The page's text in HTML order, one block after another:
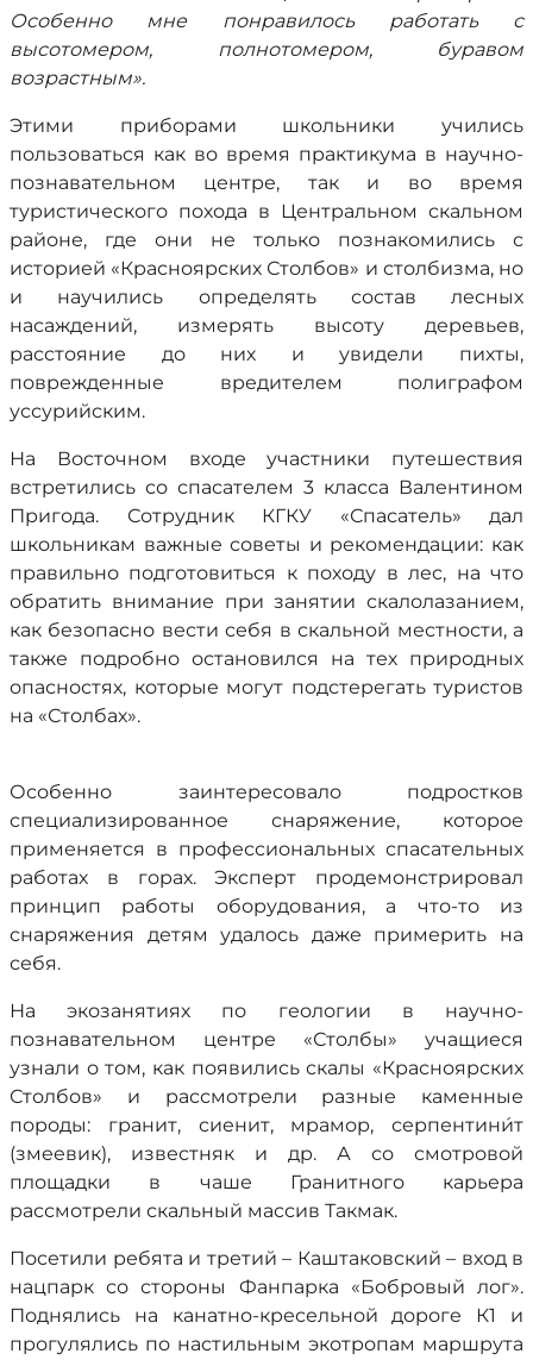
Особенно мне понравилось работать с
высотомером, полнотомером, буравом
возрастным».
Этими приборами школьники учились
пользоваться как во время практикума в научно-
познавательном центре, так и во время
туристического похода в Центральном скальном
районе, где они не только познакомились с
историей «Красноярских Столбов» и столбизма, но
и научились определять состав лесных
насаждений, измерять высоту деревьев,
расстояние до них и увидели пихты,
поврежденные вредителем полиграфом
уссурийским.
На Восточном входе участники путешествия
встретились со спасателем 3 класса Валентином
Пригода. Сотрудник КГКУ «Спасатель» дал
школьникам важные советы и рекомендации: как
правильно подготовиться к походу в лес, на что
обратить внимание при занятии скалолазанием,
как безопасно вести себя в скальной местности, а
также подробно остановился на тех природных
опасностях, которые могут подстерегать туристов
на «Столбах».
Особенно заинтересовало подростков
специализированное снаряжение, которое
применяется в профессиональных спасательных
работах в горах. Эксперт продемонстрировал
принцип работы оборудования, а что-то из
снаряжения детям удалось даже примерить на
себя.
На экозанятиях по геологии в научно-
познавательном центре «Столбы» учащиеся
узнали о том, как появились скалы «Красноярских
Столбов» и рассмотрели разные каменные
породы: гранит, сиенит, мрамор, серпентини́т
(змеевик), известняк и др. А со смотровой
площадки в чаше Гранитного карьера
рассмотрели скальный массив Такмак.
Посетили ребята и третий – Каштаковский – вход в
нацпарк со стороны Фанпарка «Бобровый лог».
Поднялись на канатно-кресельной дороге К1 и
прогулялись по настильным экотропам маршрута